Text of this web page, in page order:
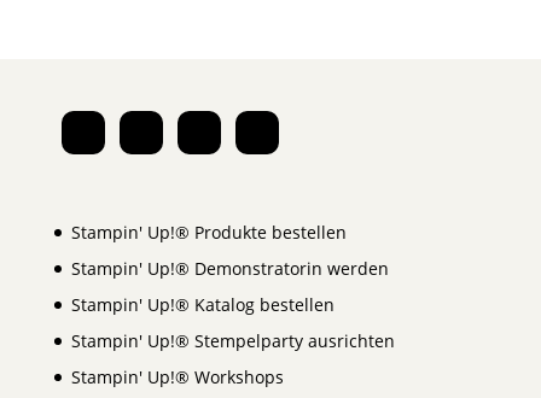
Stampin' Up!® Produkte bestellen
Stampin' Up!® Demonstratorin werden
Stampin' Up!® Katalog bestellen
Stampin' Up!® Stempelparty ausrichten
Stampin' Up!® Workshops